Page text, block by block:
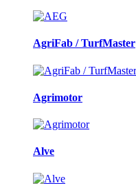
AgriFab / TurfMaster
Agrimotor
Alve